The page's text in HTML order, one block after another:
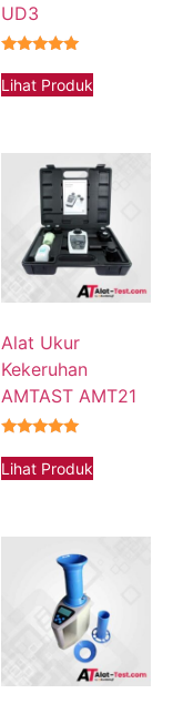
UD3
Lihat Produk
Alat Ukur
Kekeruhan
AMTAST AMT21
Lihat Produk